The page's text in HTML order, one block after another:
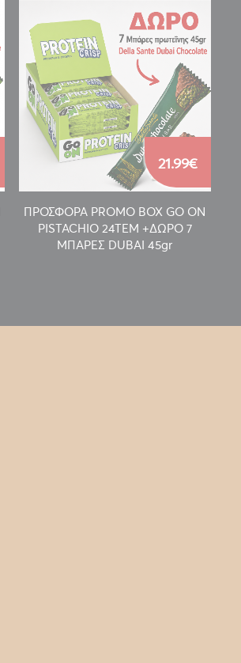
ΠΡΟΣΦΟΡΑ PROMO BOX GO ON
PISTACHIO 24TEM +ΔΩΡΟ 7
ΜΠΑΡΕΣ DUBAI 45gr
21.99€